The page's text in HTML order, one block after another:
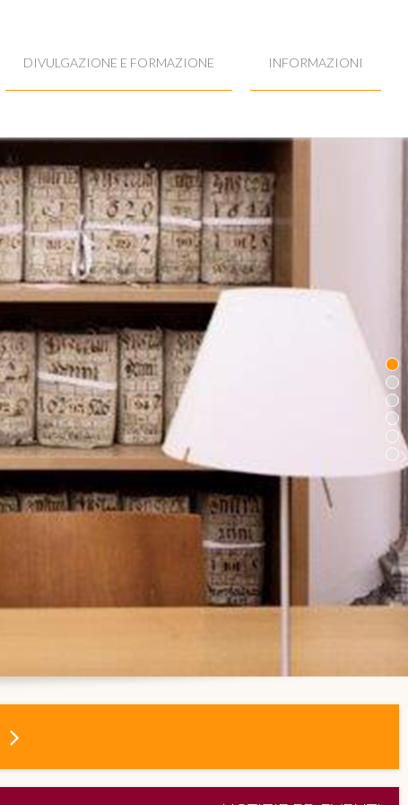
DIVULGAZIONE E FORMAZIONE INFORMAZIONI